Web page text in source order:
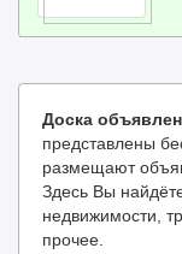
Доска
представлены
размещают
Здесь Вы
недвижимости,
прочее.